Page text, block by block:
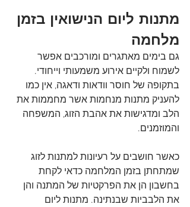
מתנות ליום הנישואין בזמן
מלחמה
גם בימים מאתגרים ומורכבים אפשר
לשמוח ולקיים אירוע משמעותי וייחודי.
בתקופה של חוסר וודאות ודאגה, אין כמו
להעניק מתנות מנחמות אשר מחממות את
הלב ומדגישות את אהבת הזוג, המשפחה
והמוזמנים.
כאשר חושבים על רעיונות למתנות לזוג
שמתחתן בזמן המלחמה כדאי לקחת
בחשבון הן את הפרקטיות של המתנה והן
את הלבביות שבנתינה. מתנות ליום